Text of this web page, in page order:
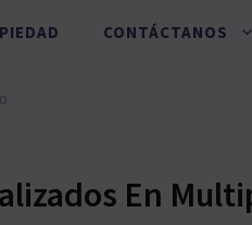
CONTÁCTANOS
En